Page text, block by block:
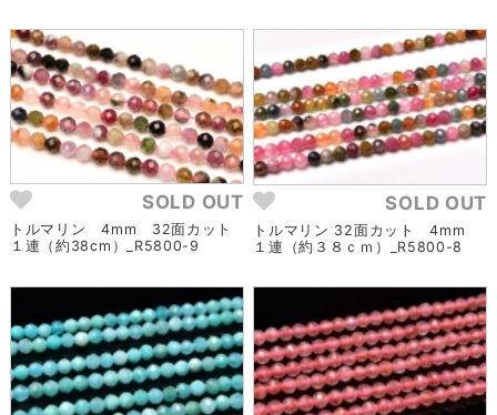
SOLD OUT
トルマリン 4mm 32面カット
１連（約38cm）_R5800-9
SOLD OUT
トルマリン 32面カット 4mm
１連（約３８ｃｍ）_R5800-8